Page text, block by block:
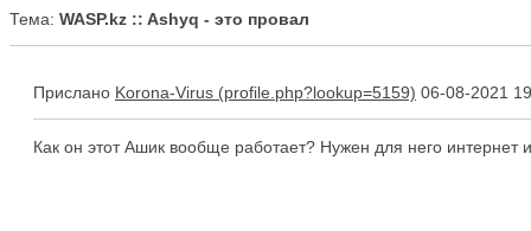
Тема: WASP.kz :: Ashyq - это провал
Прислано Korona-Virus 06-08-2021
Как он этот Ашик вообще работает? Нужен для него интернет